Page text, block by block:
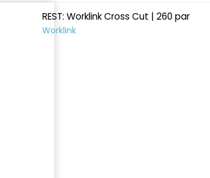
REST: Worklink Cross Cut | 260 par
Worklink